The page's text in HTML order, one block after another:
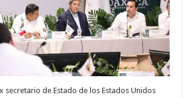
secretario de Estado de los Estados Unidos